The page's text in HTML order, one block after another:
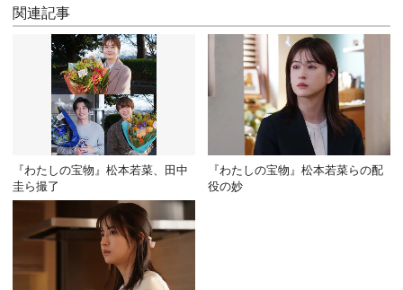
関連記事
『わたしの宝物』松本若菜、田中
圭ら撮了
『わたしの宝物』松本若菜らの配
役の妙